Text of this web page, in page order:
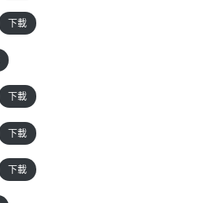
下載
下載
下載
下載